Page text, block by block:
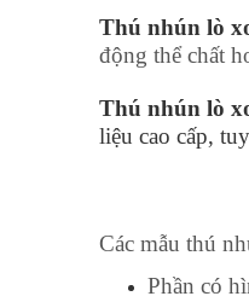
Thú nhún lò
động thể chất
Thú nhún lò
liệu cao cấp,
Các mẫu thú
Phần có